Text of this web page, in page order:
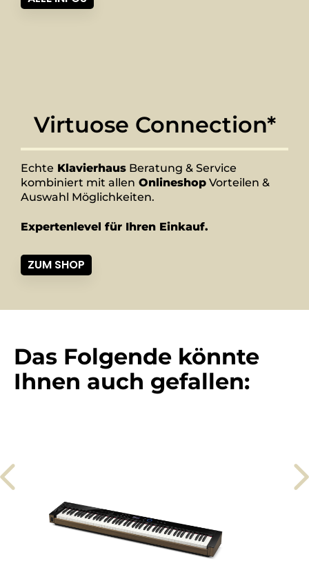
Virtuose Connection*
Echte Klavierhaus Beratung & Service
kombiniert mit allen Onlineshop Vorteilen &
Auswahl Möglichkeiten.
Expertenlevel für Ihren Einkauf.
ZUM SHOP
Das Folgende könnte
Ihnen auch gefallen: